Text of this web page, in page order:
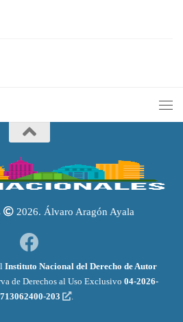
2026. Álvaro Aragón Ayala
Instituto Nacional del Derecho de Autor
de Derechos al Uso Exclusivo 04-2026-
203
.